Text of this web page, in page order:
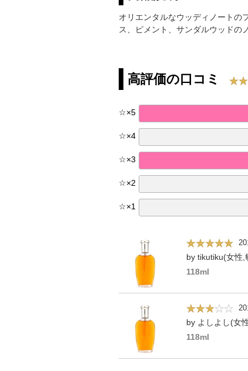
オリエンタルなウッディノートの
ス、ピメント、サンダルウッドの
高評価の口コミ
☆×5
☆×4
☆×3
☆×2
☆×1
by tikutiku(女性,
118ml
by よしよし(女
118ml